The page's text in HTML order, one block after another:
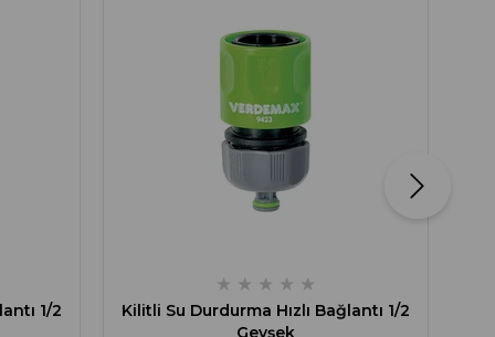
1/2
★ ★ ★ ★ ★
Kilitli Su Durdurma Hızlı Bağlantı 1/2
Gevşek